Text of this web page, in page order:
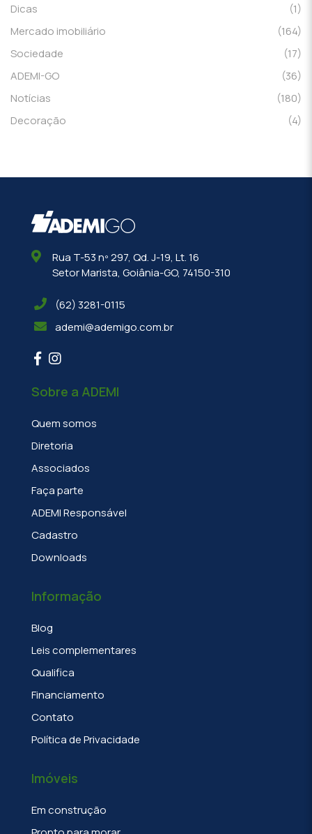
Dicas
(1)
Mercado imobiliário
(164)
Sociedade
(17)
ADEMI-GO
(36)
Notícias
(180)
Decoração
(4)
Rua T-53 nº 297, Qd. J-19, Lt. 16
Setor Marista, Goiânia-GO, 74150-310
(62) 3281-0115
ademi@ademigo.com.br
Sobre a ADEMI
Quem somos
Diretoria
Associados
Faça parte
ADEMI Responsável
Cadastro
Downloads
Informação
Blog
Leis complementares
Qualifica
Financiamento
Contato
Política de Privacidade
Imóveis
Em construção